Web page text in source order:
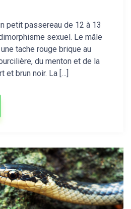
petit passereau de 12 à 13
sexuel. Le mâle
tache rouge brique au
du menton et de la
et brun noir. La […]